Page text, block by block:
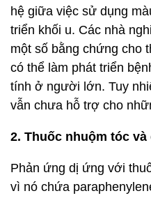
hệ giữa việc sử dụng
triển khối u. Các nhà
một số bằng chứng cho
có thể làm phát triển
tính ở người lớn. Tuy
vẫn chưa hỗ trợ cho
2. Thuốc nhuộm tóc
Phản ứng dị ứng với
vì nó chứa